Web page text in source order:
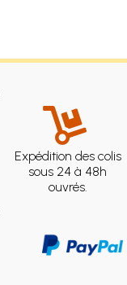
Expédition des colis
sous 24 à 48h
ouvrés.